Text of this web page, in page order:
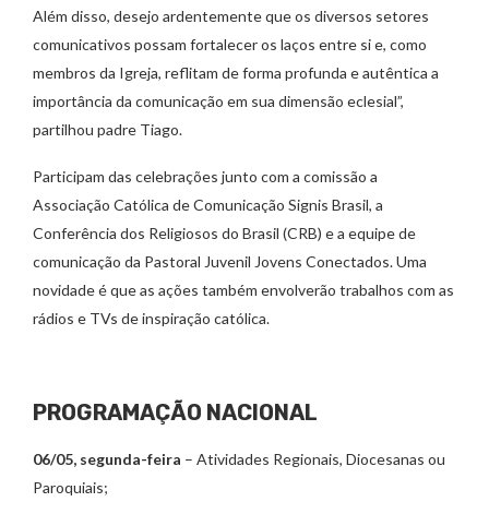
Além disso, desejo ardentemente que os diversos setores
comunicativos possam fortalecer os laços entre si e, como
membros da Igreja, reflitam de forma profunda e autêntica a
importância da comunicação em sua dimensão eclesial”,
partilhou padre Tiago.
Participam das celebrações junto com a comissão a
Associação Católica de Comunicação Signis Brasil, a
Conferência dos Religiosos do Brasil (CRB) e a equipe de
comunicação da Pastoral Juvenil Jovens Conectados. Uma
novidade é que as ações também envolverão trabalhos com as
rádios e TVs de inspiração católica.
PROGRAMAÇÃO NACIONAL
06/05, segunda-feira – Atividades Regionais, Diocesanas ou
Paroquiais;